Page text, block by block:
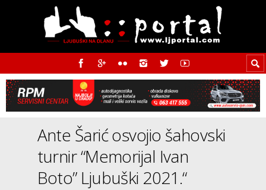
Ante Šarić osvojio šahovski
turnir “Memorijal Ivan
Boto” Ljubuški 2021.“